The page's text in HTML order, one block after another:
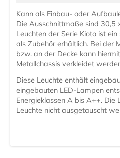
Kann als Einbau- oder
Die Ausschnittmaße sind 30,5
Leuchten der Serie Kioto ist
als Zubehör erhältlich. Bei der
bzw. an der Decke kann
Metallchassis verkleidet
Diese Leuchte enthält
eingebauten LED-Lampen
Energieklassen A bis A++. Die
Leuchte nicht ausgetauscht